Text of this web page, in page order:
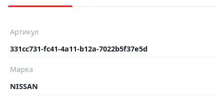
Артикул
331cc731-fc41-4a11-b12a-7022b5f37e5d
Марка
NISSAN